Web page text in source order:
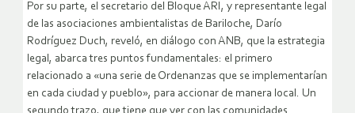
Por su parte, el secretario del Bloque ARI, y representante legal
de las asociaciones ambientalistas de Bariloche, Darío
Rodríguez Duch, reveló, en diálogo con ANB, que la estrategia
legal, abarca tres puntos fundamentales: el primero
relacionado a «una serie de Ordenanzas que se implementarían
en cada ciudad y pueblo», para accionar de manera local. Un